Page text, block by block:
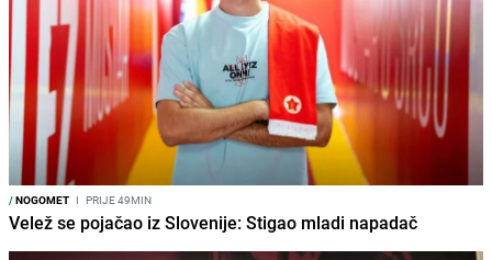
/NOGOMET I PRIJE 49MIN
Velež se pojačao iz Slovenije: Stigao mladi napadač